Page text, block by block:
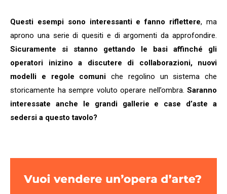
Questi esempi sono interessanti e fanno riflettere, ma
aprono una serie di quesiti e di argomenti da approfondire.
Sicuramente si stanno gettando le basi affinché gli
operatori inizino a discutere di collaborazioni, nuovi
modelli e regole comuni che regolino un sistema che
storicamente ha sempre voluto operare nell’ombra. Saranno
interessate anche le grandi gallerie e case d’aste a
sedersi a questo tavolo?